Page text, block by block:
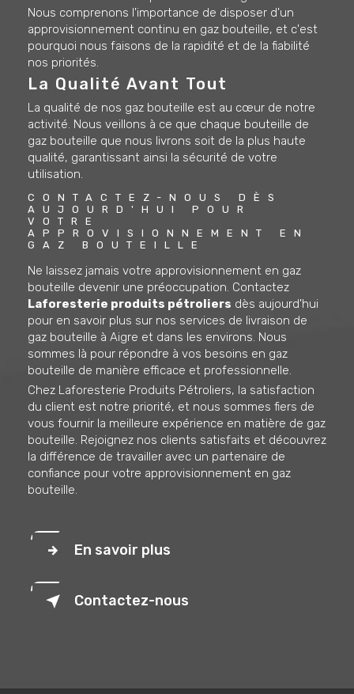
Nous comprenons l'importance de disposer d'un
approvisionnement continu en gaz bouteille, et c'est
pourquoi nous faisons de la rapidité et de la fiabilité
nos priorités.
La Qualité Avant Tout
La qualité de nos gaz bouteille est au cœur de notre
activité. Nous veillons à ce que chaque bouteille de
gaz bouteille que nous livrons soit de la plus haute
qualité, garantissant ainsi la sécurité de votre
utilisation.
CONTACTEZ-NOUS DÈS
AUJOURD'HUI POUR
VOTRE
APPROVISIONNEMENT EN
GAZ BOUTEILLE
Ne laissez jamais votre approvisionnement en gaz
bouteille devenir une préoccupation. Contactez
Laforesterie produits pétroliers dès aujourd'hui
pour en savoir plus sur nos services de livraison de
gaz bouteille à Aigre et dans les environs. Nous
sommes là pour répondre à vos besoins en gaz
bouteille de manière efficace et professionnelle.
Chez Laforesterie Produits Pétroliers, la satisfaction
du client est notre priorité, et nous sommes fiers de
vous fournir la meilleure expérience en matière de gaz
bouteille. Rejoignez nos clients satisfaits et découvrez
la différence de travailler avec un partenaire de
confiance pour votre approvisionnement en gaz
bouteille.
En savoir plus
Contactez-nous